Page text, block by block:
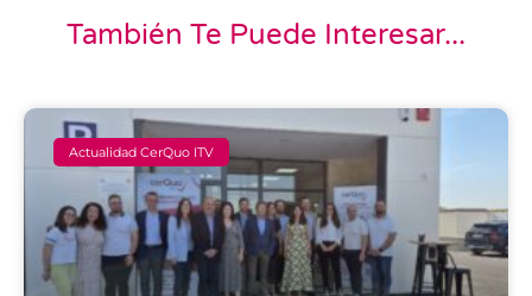
También Te Puede Interesar...
Actualidad CerQuo ITV